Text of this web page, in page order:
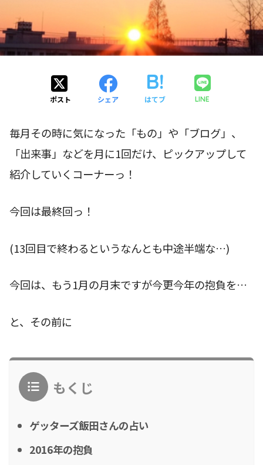
ポスト シェア はてブ LINE
毎月その時に気になった「もの」や「ブログ」、
「出来事」などを月に1回だけ、ピックアップして
紹介していくコーナーっ！
今回は最終回っ！
(13回目で終わるというなんとも中途半端な…)
今回は、もう1月の月末ですが今更今年の抱負を…
と、その前に
もくじ
ゲッターズ飯田さんの占い
2016年の抱負